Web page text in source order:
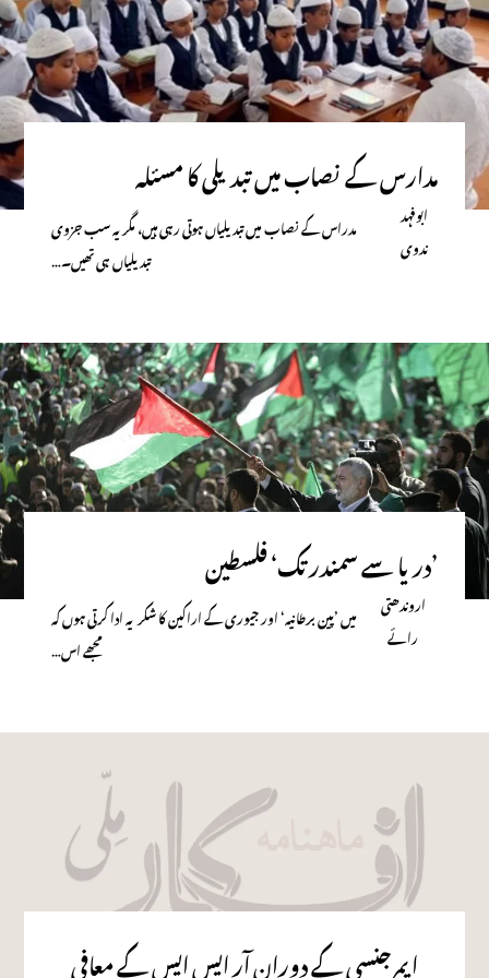
مدارس کے نصاب میں تبدیلی کا مسئلہ
ابوفہد
ندوی
مدراس کے نصاب میں تبدیلیاں ہوتی رہی ہیں، مگر یہ سب جزوی
تبدیلیاں ہی تھیں۔…
’دریا سے سمندر تک‘ــــ فلسطین
اروندھتی
رائے
میں ’پین برطانیہ‘ اور جیوری کے اراکین کا شکریہ ادا کرتی ہوں کہ
مجھے اس…
ایمرجنسی کے دوران آر ایس ایس کے معافی